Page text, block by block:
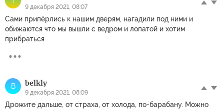
9 декабря 2021, 08:07
Сами припёрлись к нашим дверям, нагадили под ними и
обижаются что мы вышли с ведром и лопатой и хотим
прибраться
B belkly
9 декабря 2021, 08:09
Дрожите дальше, от страха, от холода, по-барабану. Можно